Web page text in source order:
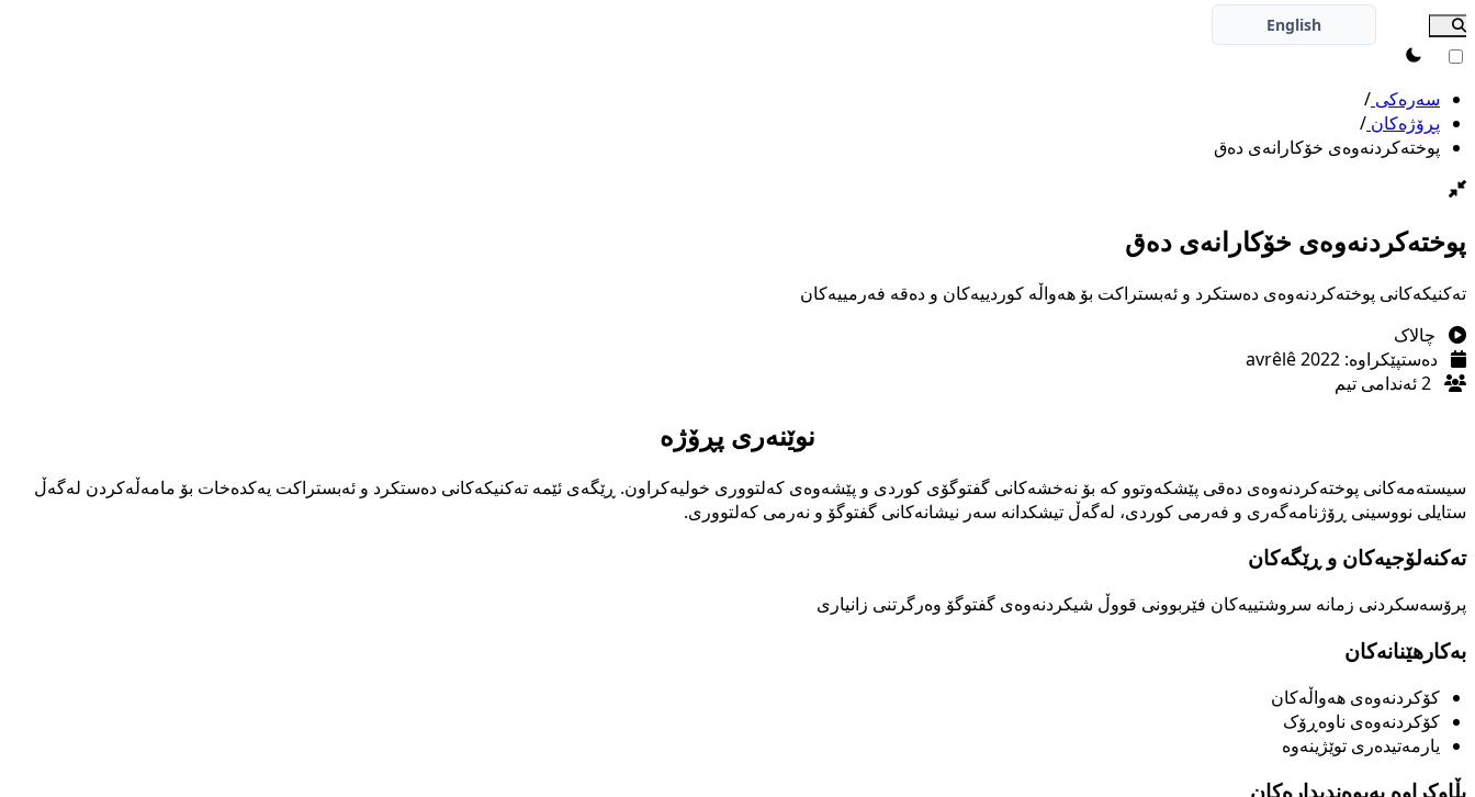
English
theme switcher
سەرەکی /
پڕۆژەکان /
پوختەکردنەوەی خۆکارانەی دەق
پوختەکردنەوەی خۆکارانەی دەق
تەکنیکەکانی پوختەکردنەوەی دەستکرد و ئەبستراکت بۆ هەواڵە کوردییەکان و دەقە فەرمییەکان
چالاک
دەستپێکراوە: avrêlê 2022
2 ئەندامی تیم
نوێنەری پڕۆژە
سیستەمەکانی پوختەکردنەوەی دەقی پێشکەوتوو کە بۆ نەخشەکانی گفتوگۆی کوردی و پێشەوەی کەلتووری خولیەکراون. ڕێگەی ئێمە تەکنیکەکانی دەستکرد و ئەبستراکت یەکدەخات بۆ مامەڵەکردن لەگەڵ
ستایلی نووسینی ڕۆژنامەگەری و فەرمی کوردی، لەگەڵ تیشکدانە سەر نیشانەکانی گفتوگۆ و نەرمی کەلتووری.
تەکنەلۆجیەکان و ڕێگەکان
پرۆسەسکردنی زمانە سروشتییەکان فێربوونی قووڵ شیکردنەوەی گفتوگۆ وەرگرتنی زانیاری
بەکارهێنانەکان
کۆکردنەوەی هەواڵەکان
کۆکردنەوەی ناوەڕۆک
یارمەتیدەری توێژینەوە
بڵاوکراوە پەیوەندیدارەکان